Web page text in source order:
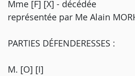
Mme [F] [X] - décédée
représentée par Me Alain
PARTIES DÉFENDERESSES :
M. [O] [I]